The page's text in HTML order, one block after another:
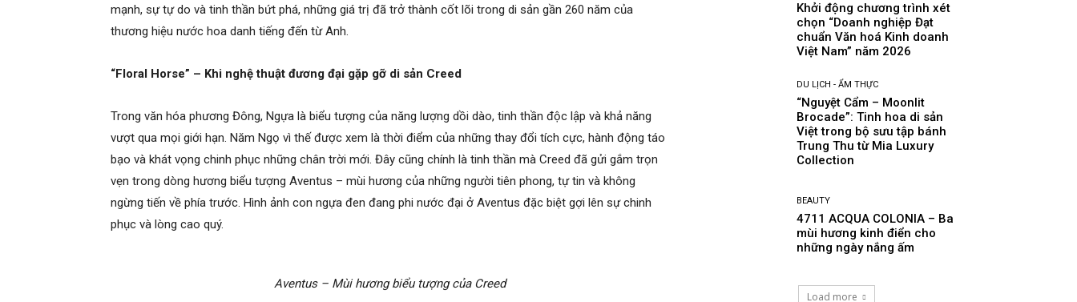
mạnh, sự tự do và tinh thần bứt phá, những giá trị đã trở thành cốt lõi trong di sản gần 260 năm của
thương hiệu nước hoa danh tiếng đến từ Anh.
“Floral Horse” – Khi nghệ thuật đương đại gặp gỡ di sản Creed
Trong văn hóa phương Đông, Ngựa là biểu tượng của năng lượng dồi dào, tinh thần độc lập và khả năng
vượt qua mọi giới hạn. Năm Ngọ vì thế được xem là thời điểm của những thay đổi tích cực, hành động táo
bạo và khát vọng chinh phục những chân trời mới. Đây cũng chính là tinh thần mà Creed đã gửi gắm trọn
vẹn trong dòng hương biểu tượng Aventus – mùi hương của những người tiên phong, tự tin và không
ngừng tiến về phía trước. Hình ảnh con ngựa đen đang phi nước đại ở Aventus đặc biệt gợi lên sự chinh
phục và lòng cao quý.
Aventus – Mùi hương biểu tượng của Creed
Khởi động chương trình xét
chọn “Doanh nghiệp Đạt
chuẩn Văn hoá Kinh doanh
Việt Nam” năm 2026
DU LỊCH - ẨM THỰC
“Nguyệt Cẩm – Moonlit
Brocade”: Tinh hoa di sản
Việt trong bộ sưu tập bánh
Trung Thu từ Mia Luxury
Collection
BEAUTY
4711 ACQUA COLONIA – Ba
mùi hương kinh điển cho
những ngày nắng ấm
Load more